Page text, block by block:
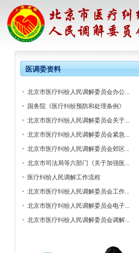
医调委资料
北京市医疗纠纷人民调解委员会办公...
国务院《医疗纠纷预防和处理条例》
北京市医疗纠纷人民调解委员会关于...
北京市医疗纠纷人民调解委员会紧急...
北京市医疗纠纷人民调解委员会郊区...
北京市司法局等六部门《关于加强医...
医疗纠纷人民调解工作流程
北京市医疗纠纷人民调解委员会工作...
北京市医疗纠纷人民调解委员会电子...
北京市医疗纠纷人民调解委员会调解...